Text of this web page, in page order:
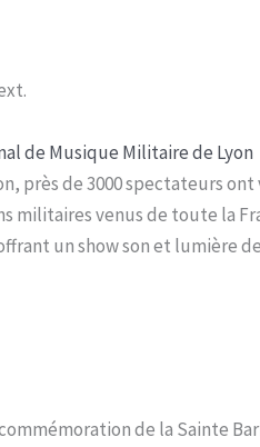
de Musique Militaire de Lyon
près de 3000 spectateurs
militaires venus de toute la
un show son et lumière
de la Sainte